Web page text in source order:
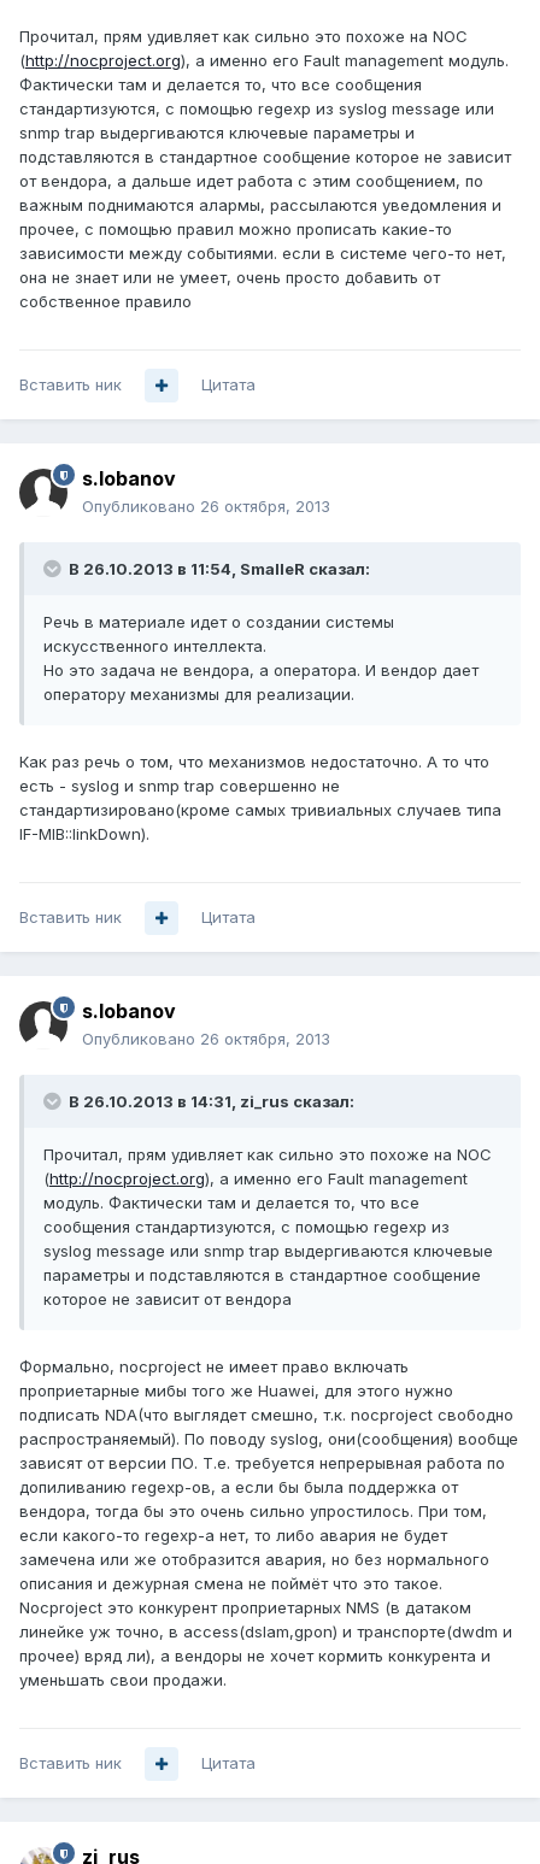
Прочитал, прям удивляет как сильно это похоже на NOC
(http://nocproject.org), а именно его Fault management модуль.
Фактически там и делается то, что все сообщения
стандартизуются, с помощью regexp из syslog message или
snmp trap выдергиваются ключевые параметры и
подставляются в стандартное сообщение которое не зависит
от вендора, а дальше идет работа с этим сообщением, по
важным поднимаются алармы, рассылаются уведомления и
прочее, с помощью правил можно прописать какие-то
зависимости между событиями. если в системе чего-то нет,
она не знает или не умеет, очень просто добавить от
собственное правило
Вставить ник Цитата
s.lobanov
Опубликовано 26 октября, 2013
В 26.10.2013 в 11:54, SmalleR сказал:
Речь в материале идет о создании системы
искусственного интеллекта.
Но это задача не вендора, а оператора. И вендор дает
оператору механизмы для реализации.
Как раз речь о том, что механизмов недостаточно. А то что
есть - syslog и snmp trap совершенно не
стандартизировано(кроме самых тривиальных случаев типа
IF-MIB::linkDown).
Вставить ник Цитата
s.lobanov
Опубликовано 26 октября, 2013
В 26.10.2013 в 14:31, zi_rus сказал:
Прочитал, прям удивляет как сильно это похоже на NOC
(http://nocproject.org), а именно его Fault management
модуль. Фактически там и делается то, что все
сообщения стандартизуются, с помощью regexp из
syslog message или snmp trap выдергиваются ключевые
параметры и подставляются в стандартное сообщение
которое не зависит от вендора
Формально, nocproject не имеет право включать
проприетарные мибы того же Huawei, для этого нужно
подписать NDA(что выглядет смешно, т.к. nocproject свободно
распространяемый). По поводу syslog, они(сообщения) вообще
зависят от версии ПО. Т.е. требуется непрерывная работа по
допиливанию regexp-ов, а если бы была поддержка от
вендора, тогда бы это очень сильно упростилось. При том,
если какого-то regexp-а нет, то либо авария не будет
замечена или же отобразится авария, но без нормального
описания и дежурная смена не поймёт что это такое.
Nocproject это конкурент проприетарных NMS (в датаком
линейке уж точно, в access(dslam,gpon) и транспорте(dwdm и
прочее) вряд ли), а вендоры не хочет кормить конкурента и
уменьшать свои продажи.
Вставить ник Цитата
zi_rus